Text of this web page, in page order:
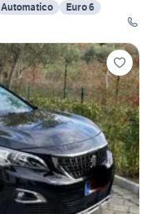
Automatico
Euro 6